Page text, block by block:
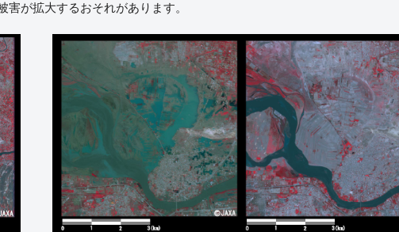
が拡大するおそれがあります。